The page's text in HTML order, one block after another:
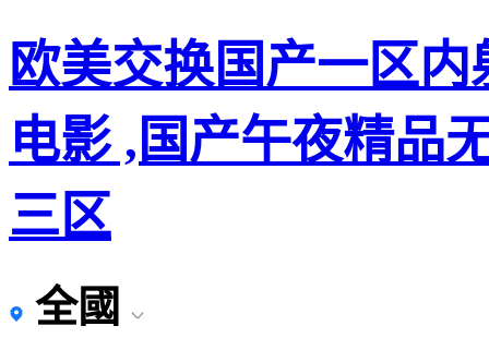
欧美交换国产一区
电影 ,国产午夜精品
三区
全國